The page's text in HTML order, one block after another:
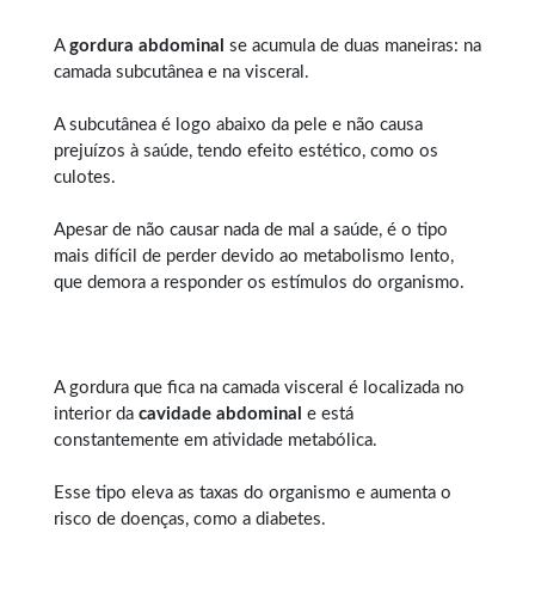
A gordura abdominal se acumula de duas maneiras: na
camada subcutânea e na visceral.
A subcutânea é logo abaixo da pele e não causa
prejuízos à saúde, tendo efeito estético, como os
culotes.
Apesar de não causar nada de mal a saúde, é o tipo
mais difícil de perder devido ao metabolismo lento,
que demora a responder os estímulos do organismo.
A gordura que fica na camada visceral é localizada no
interior da cavidade abdominal e está
constantemente em atividade metabólica.
Esse tipo eleva as taxas do organismo e aumenta o
risco de doenças, como a diabetes.